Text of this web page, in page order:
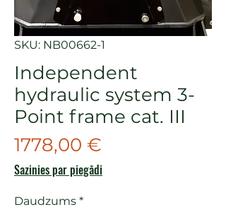
SKU: NB00662-1
Independent
hydraulic system 3-
Point frame cat. III
1778,00 €
Sazinies par piegādi
Daudzums *